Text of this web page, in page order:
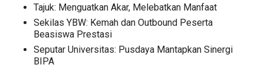
Tajuk: Menguatkan Akar, Melebatkan Manfaat
Sekilas YBW: Kemah dan Outbound Peserta
Beasiswa Prestasi
Seputar Universitas: Pusdaya Mantapkan Sinergi
BIPA